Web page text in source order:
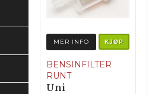
MER INFO KJØP
BENSINFILTER
RUNT
Uni